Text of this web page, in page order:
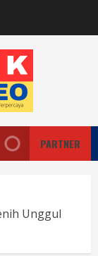
PARTNER
Unggul